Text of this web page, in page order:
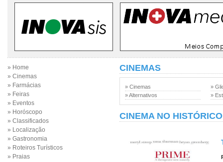
» Home
» Cinemas
» Farmácias
» Feiras
» Eventos
» Horóscopo
» Classificados
» Localização
» Gastronomia
» Roteiros Turísticos
» Praias
CINEMAS
» Cinemas
» Alternativos
»
»
CINEMA NO HISTÓRICO